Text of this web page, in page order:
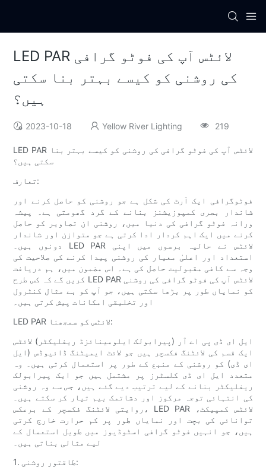
LED PAR لائٹس آپ کی فوٹو گرافی
کی روشنی کو کیسے بہتر بنا سکتی
ہیں؟
2023-10-18 Yellow River Lighting 219
LED PAR لائٹس آپ کی فوٹو گرافی کی روشنی کو کیسے بہتر بنا
سکتی ہیں؟
تعارف:
فوٹوگرافی ایک آرٹ کی شکل ہے جو روشنی کو حاصل کرنے اور
شاندار بصری کمپوزیشنز بنانے کے گرد گھومتی ہے۔ پیشہ
ورانہ فوٹو گرافی کی دنیا میں، روشنی ان تصاویر کو حاصل
کرنے میں ایک اہم کردار ادا کرتی ہے جو متوازن اور شاندار
دونوں ہیں۔ LED PAR لائٹس نے حالیہ برسوں میں اپنی
استعداد اور اعلیٰ معیار کی روشنی پیدا کرنے کی صلاحیت کی
وجہ سے کافی مقبولیت حاصل کی ہے۔ اس مضمون میں، ہم دریافت
کریں گے کہ کس طرح LED PAR لائٹس آپ کی فوٹو گرافی کی روشنی
کو نمایاں طور پر بڑھا سکتی ہیں، جو آپ کو بے مثال کنٹرول
اور تخلیقی امکانات پیش کرتی ہیں۔
LED PAR لائٹس کو سمجھنا:
ایل ای ڈی پی اے آر (پیرابولک ایلومینائزڈ ریفلیکٹر) لائٹس
ایک قسم کی لائٹنگ فکسچر ہیں جو لائٹ ایمیٹنگ ڈائیوڈس (ایل
ای ڈی) کو روشنی کے منبع کے طور پر استعمال کرتی ہیں۔ وہ
متعدد ایل ای ڈی کلسٹرز پر مشتمل ہیں جو ایک پیرابولک
ریفلیکٹر بنانے کے لیے ترتیب دیے گئے ہیں، جس سے وہ روشنی
کی انتہائی توجہ مرکوز اور دشاتمک بیم تیار کر سکتے ہیں۔
روایتی لائٹنگ فکسچر کے برعکس، LED PAR لائٹس کمپیکٹ،
توانائی کی بچت اور نمایاں طور پر کم حرارت خارج کرتی
ہیں، جو انہیں فوٹو گرافی اسٹوڈیوز میں طویل استعمال کے
لیے مثالی بناتی ہیں۔
1. طاقتور روشنی: